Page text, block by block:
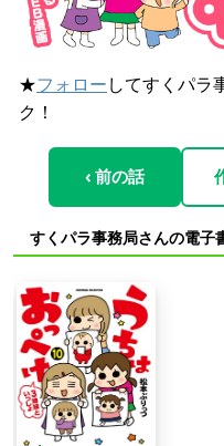
★フォロー してすくパラ
ク！
‹ 前の話
すくパラ事務局さんの電子